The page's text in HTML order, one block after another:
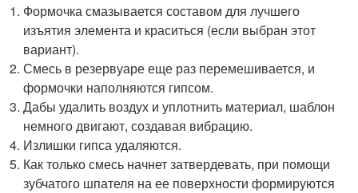
Формочка смазывается составом для лучшего
изъятия элемента и краситься (если выбран этот
вариант).
Смесь в резервуаре еще раз перемешивается, и
формочки наполняются гипсом.
Дабы удалить воздух и уплотнить материал, шаблон
немного двигают, создавая вибрацию.
Излишки гипса удаляются.
Как только смесь начнет затвердевать, при помощи
зубчатого шпателя на ее поверхности формируются